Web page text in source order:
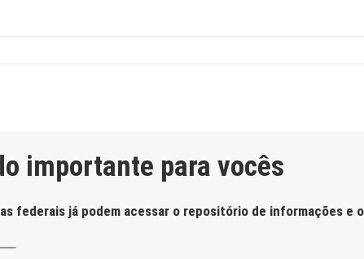
importante para vocês
federais já podem acessar o repositório de informações e